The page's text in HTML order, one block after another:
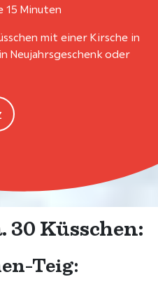
15 Minuten
mit einer Kirsche in
Neujahrsgeschenk oder
Küsschen:
Teig: